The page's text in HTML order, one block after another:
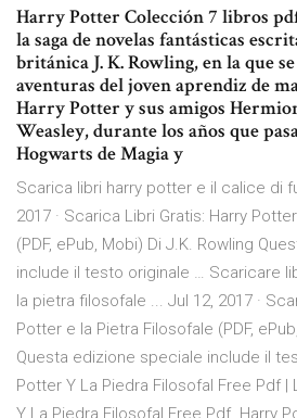
Harry Potter Colección 7 libros
la saga de novelas fantásticas
británica J. K. Rowling, en la que
aventuras del joven aprendiz de
Harry Potter y sus amigos
Weasley, durante los años que
Hogwarts de Magia y
Scarica libri harry potter e il calice di
2017 · Scarica Libri Gratis: Harry
(PDF, ePub, Mobi) Di J.K. Rowling
include il testo originale … Scaricare
la pietra filosofale ... Jul 12, 2017 ·
Potter e la Pietra Filosofale (PDF,
Questa edizione speciale include il
Potter Y La Piedra Filosofal Free Pdf |